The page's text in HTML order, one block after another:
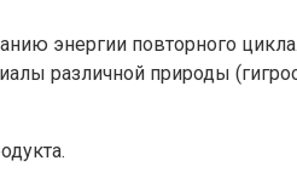
энергии повторного цикла.
различной природы